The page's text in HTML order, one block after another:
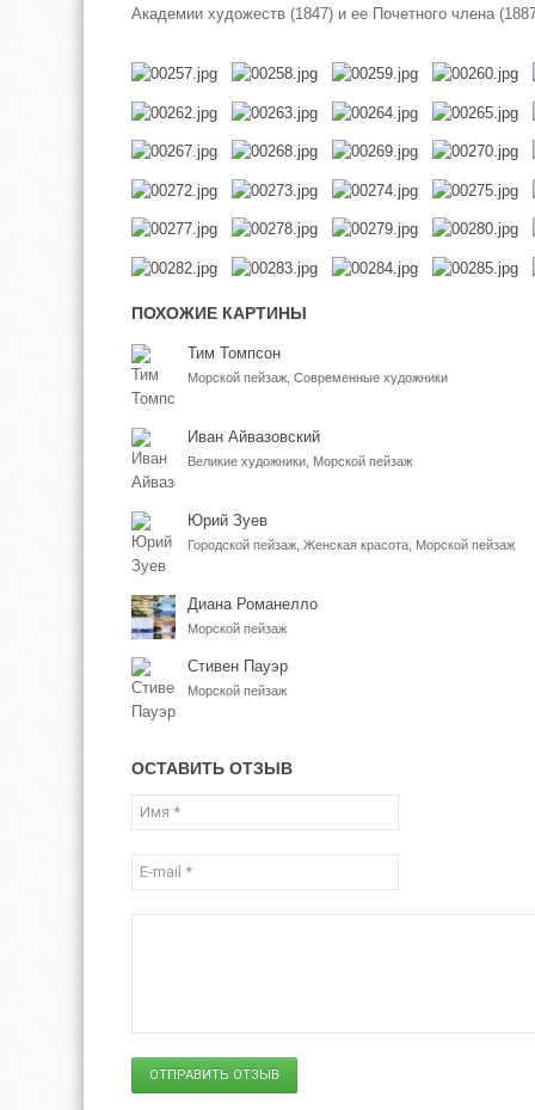
Академии художеств (1847) и ее Почетного члена
ПОХОЖИЕ КАРТИНЫ
Тим Томпсон
Морской пейзаж, Современные художники
Иван Айвазовский
Великие художники, Морской пейзаж
Юрий Зуев
Городской пейзаж, Женская красота, Морской пейзаж
Диана Романелло
Морской пейзаж
Стивен Пауэр
Морской пейзаж
ОСТАВИТЬ ОТЗЫВ
ОТПРАВИТЬ ОТЗЫВ